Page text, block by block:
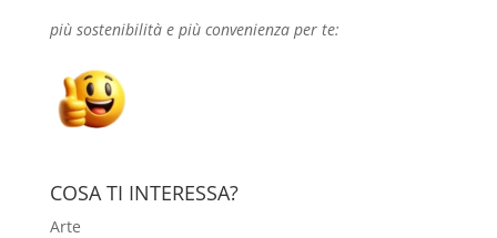
più sostenibilità e più convenienza per te:
COSA TI INTERESSA?
Arte